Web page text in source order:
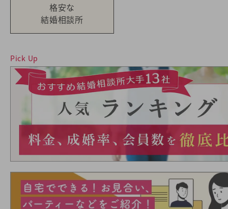
格安な
結婚相談所
Pick Up